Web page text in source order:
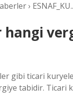
›
hangi
gibi ticari
tabidir. Ticari